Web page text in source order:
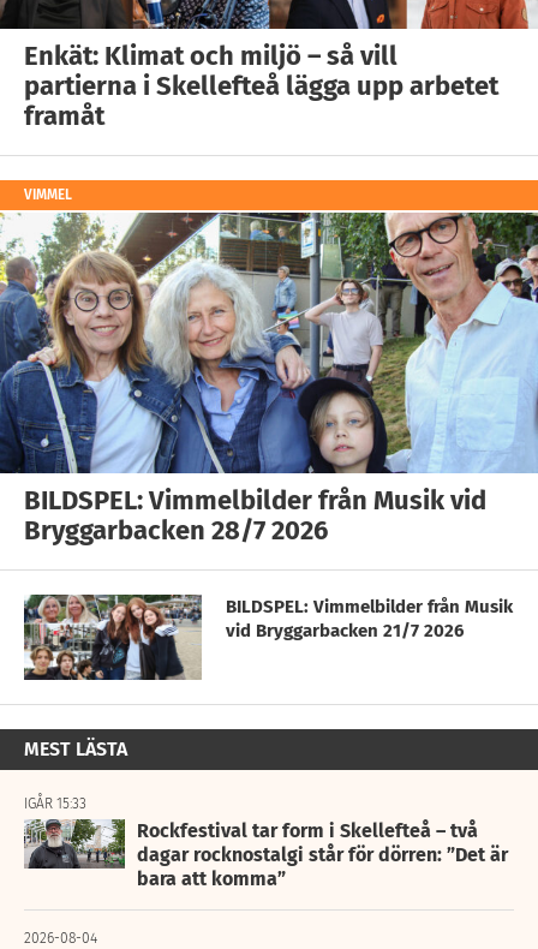
Enkät: Klimat och miljö – så vill
partierna i Skellefteå lägga upp arbetet
framåt
VIMMEL
BILDSPEL: Vimmelbilder från Musik vid
Bryggarbacken 28/7 2026
BILDSPEL: Vimmelbilder från Musik
vid Bryggarbacken 21/7 2026
MEST LÄSTA
IGÅR 15:33
Rockfestival tar form i Skellefteå – två
dagar rocknostalgi står för dörren: ”Det är
bara att komma”
2026-08-04